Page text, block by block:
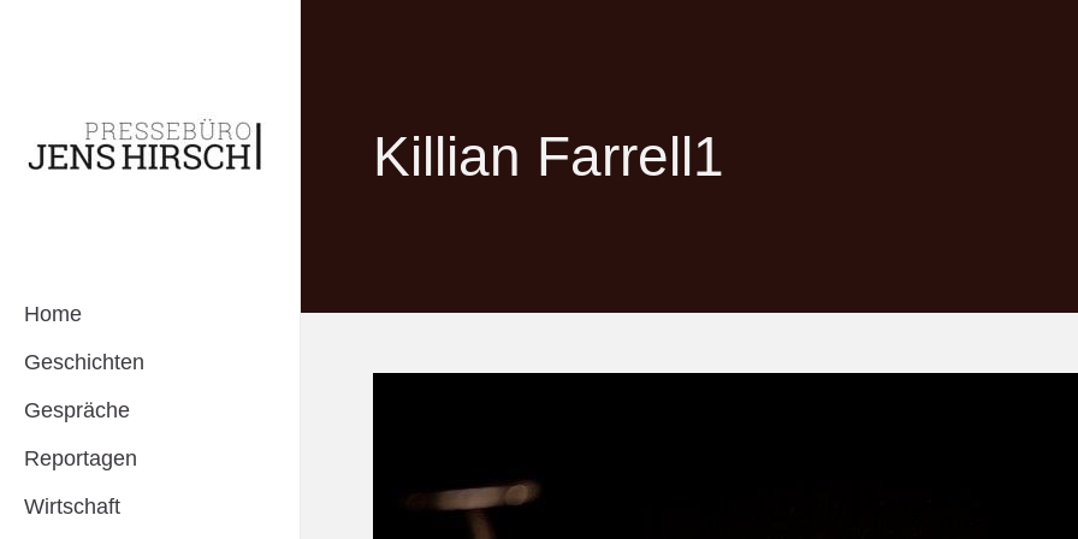
Home
Geschichten
Gespräche
Reportagen
Wirtschaft
Killian Farrell1